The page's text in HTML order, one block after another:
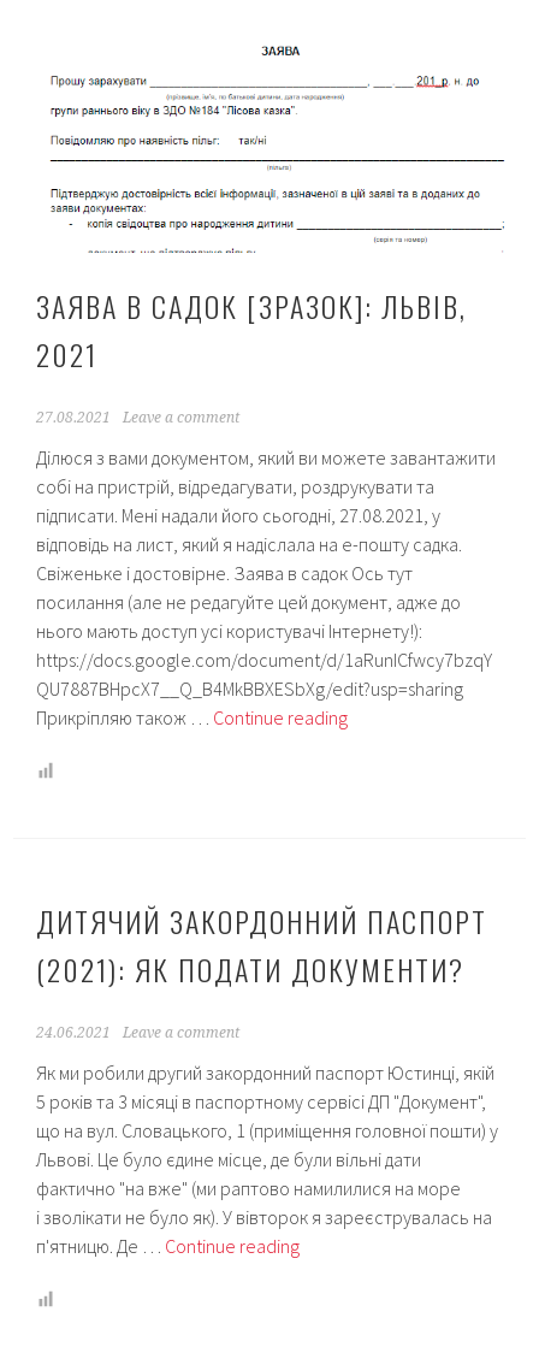
ЗАЯВА В САДОК [ЗРАЗОК]: ЛЬВІВ,
2021
27.08.2021 Leave a comment
Ділюся з вами документом, який ви можете завантажити
собі на пристрій, відредагувати, роздрукувати та
підписати. Мені надали його сьогодні, 27.08.2021, у
відповідь на лист, який я надіслала на е-пошту садка.
Свіженьке і достовірне. Заява в садок Ось тут
посилання (але не редагуйте цей документ, адже до
нього мають доступ усі користувачі Інтернету!):
https://docs.google.com/document/d/1aRunICfwcy7bzqY
QU7887BHpcX7__Q_B4MkBBXESbXg/edit?usp=sharing
Прикріпляю також … Continue readingЗаява
ДИТЯЧИЙ ЗАКОРДОННИЙ ПАСПОРТ
(2021): ЯК ПОДАТИ ДОКУМЕНТИ?
24.06.2021 Leave a comment
Як ми робили другий закордонний паспорт Юстинці, якій
5 років та 3 місяці в паспортному сервісі ДП "Документ",
що на вул. Словацького, 1 (приміщення головної пошти) у
Львові. Це було єдине місце, де були вільні дати
фактично "на вже" (ми раптово намилилися на море
і зволікати не було як). У вівторок я зареєструвалась на
п'ятницю. Де … Continue readingДитячий